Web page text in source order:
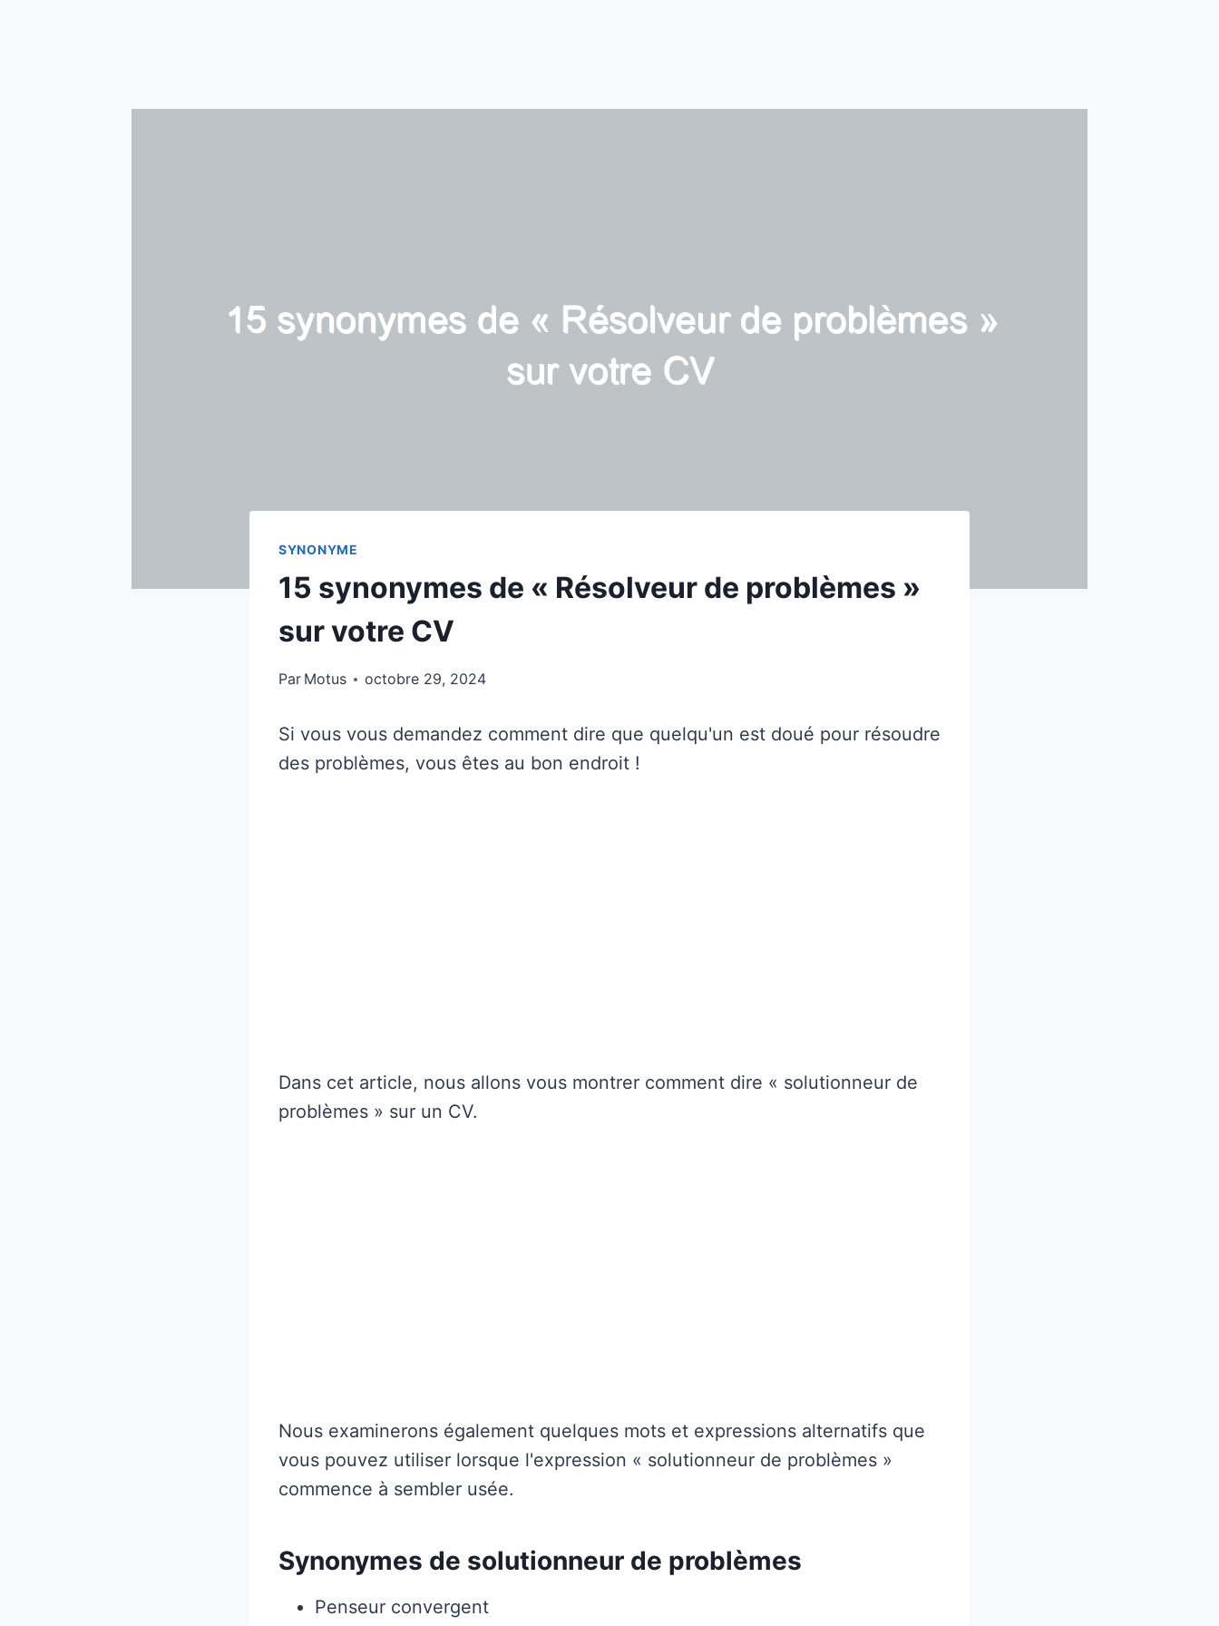
SYNONYME
15 synonymes de « Résolveur de problèmes »
sur votre CV
Par Motus octobre 29, 2024
Si vous vous demandez comment dire que quelqu'un est doué pour résoudre
des problèmes, vous êtes au bon endroit !
Dans cet article, nous allons vous montrer comment dire « solutionneur de
problèmes » sur un CV.
Nous examinerons également quelques mots et expressions alternatifs que
vous pouvez utiliser lorsque l'expression « solutionneur de problèmes »
commence à sembler usée.
Synonymes de solutionneur de problèmes
Penseur convergent